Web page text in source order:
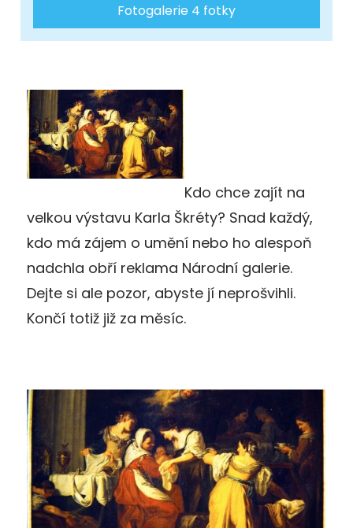
Fotogalerie 4 fotky
Kdo chce zajít na
velkou výstavu Karla Škréty? Snad každý,
kdo má zájem o umění nebo ho alespoň
nadchla obří reklama Národní galerie.
Dejte si ale pozor, abyste jí neprošvihli.
Končí totiž již za měsíc.